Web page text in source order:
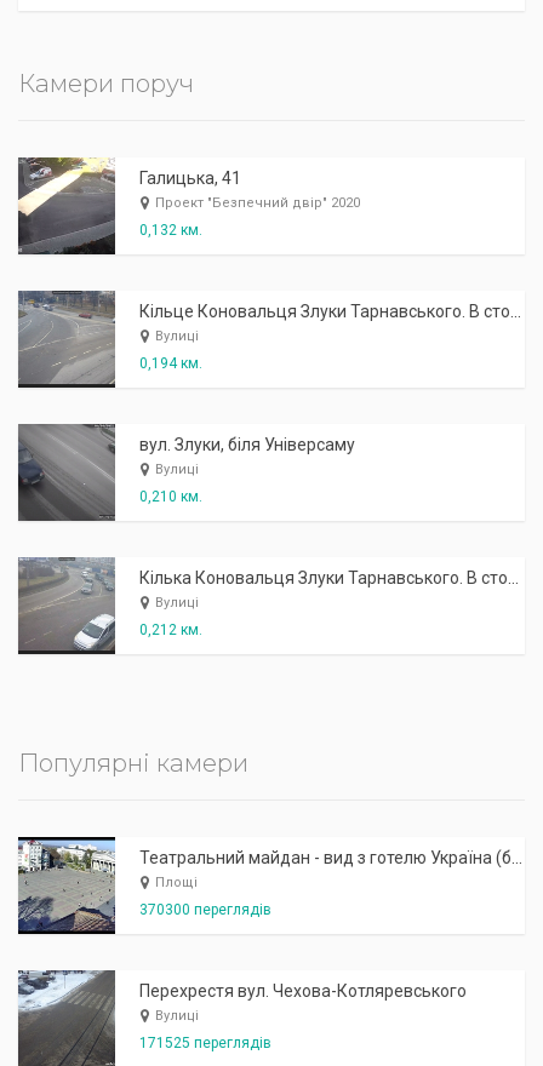
Камери поруч
Галицька, 41
Проект "Безпечний двір" 2020
0,132 км.
Вулиці
0,194 км.
вул. Злуки, біля Універсаму
Вулиці
0,210 км.
Вулиці
0,212 км.
Популярні камери
Площі
370300 переглядів
Перехрестя вул. Чехова-Котляревського
Вулиці
171525 переглядів